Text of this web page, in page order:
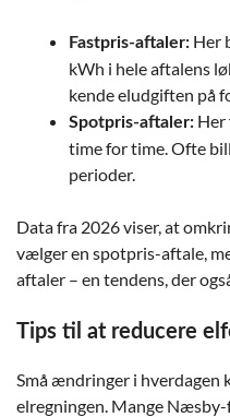
Fastpris-aftaler: Her
kWh i hele aftalens
kende eludgiften på
Spotpris-aftaler: Her
time for time. Ofte
perioder.
Data fra 2026 viser, at
vælger en spotpris-aftale,
aftaler – en tendens, der
Tips til at reducere
Små ændringer i hverdagen
elregningen. Mange